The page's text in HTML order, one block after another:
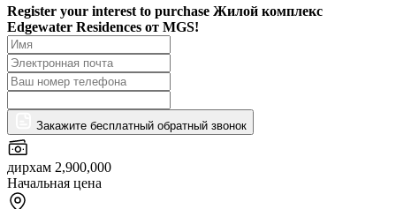
Register your interest to purchase Жилой комплекс
Edgewater Residences от MGS!
Закажите бесплатный обратный звонок
дирхам 2,900,000
Начальная цена